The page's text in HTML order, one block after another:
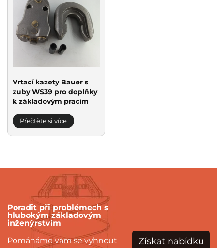
Vrtací kazety Bauer s
zuby WS39 pro doplňky
k základovým pracím
Přečtěte si více
Poradit při problémech s
hlubokým základovým
inženýrstvím
Pomáháme vám se vyhnout
Získat nabídku